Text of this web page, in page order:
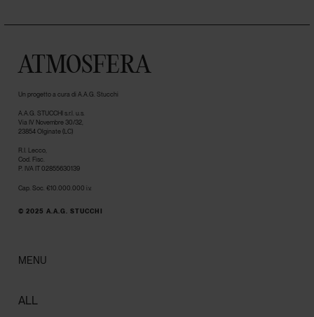
ATMOSFERA
Un progetto a cura di A.A.G. Stucchi
A.A.G. STUCCHI s.r.l. u.s.
Via IV Novembre 30/32,
23854 Olginate (LC)
R.I. Lecco,
Cod. Fisc.
P. IVA IT 02855630139
Cap. Soc. €10.000.000 i.v.
© 2025 A.A.G. STUCCHI
MENU
ALL